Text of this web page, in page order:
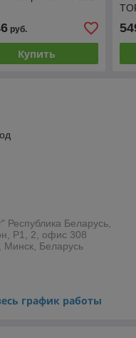
руб.
Купить
Беларусь,
Р1, 2, офис 308
Минск, Беларусь
график работы